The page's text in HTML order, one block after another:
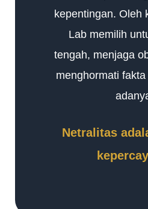
kepentingan. Oleh
Lab memilih
tengah, menjaga
menghormati
Netralitas